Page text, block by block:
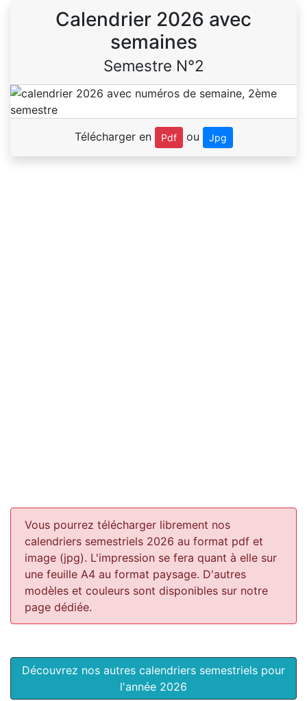
Calendrier 2026 avec
semaines
Semestre N°2
Télécharger en Pdf ou Jpg
Vous pourrez télécharger librement nos
calendriers semestriels 2026 au format pdf et
image (jpg). L'impression se fera quant à elle sur
une feuille A4 au format paysage. D'autres
modèles et couleurs sont disponibles sur notre
page dédiée.
Découvrez nos autres calendriers semestriels pour
l'année 2026